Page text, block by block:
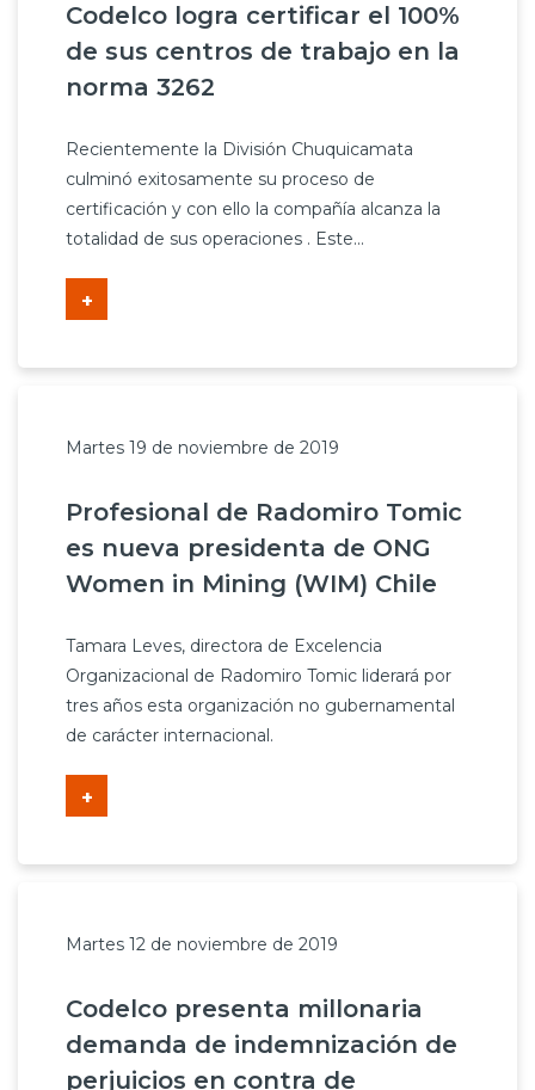
Codelco logra certificar el 100%
de sus centros de trabajo en la
norma 3262
Recientemente la División Chuquicamata
culminó exitosamente su proceso de
certificación y con ello la compañía alcanza la
totalidad de sus operaciones . Este...
+
Martes 19 de noviembre de 2019
Profesional de Radomiro Tomic
es nueva presidenta de ONG
Women in Mining (WIM) Chile
Tamara Leves, directora de Excelencia
Organizacional de Radomiro Tomic liderará por
tres años esta organización no gubernamental
de carácter internacional.
+
Martes 12 de noviembre de 2019
Codelco presenta millonaria
demanda de indemnización de
perjuicios en contra de